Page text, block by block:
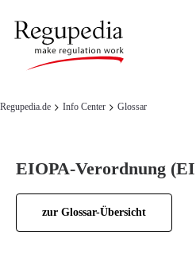
Regupedia.de Info Center Glossar
EIOPA-Verordnung
zur Glossar-Übersicht